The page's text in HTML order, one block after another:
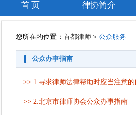
首 页 律协简介
您所在的位置： 首都律师 > 公众服务
公众办事指南
>> 1.寻求律师法律帮助时应当注意的
>> 2.北京市律师协会公众办事指南